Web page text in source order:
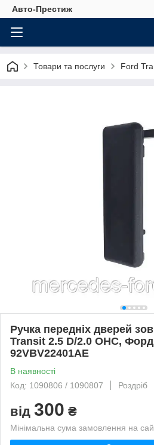
Авто-Престиж
Товари та послуги Ford
Ручка передніх дверей
Transit 2.5 D/2.0 OHC,
92VBV22401AE
В наявності
Код: 1090806 / 1090807
Роздріб
від 300 ₴
Мінімальна сума замовлення на